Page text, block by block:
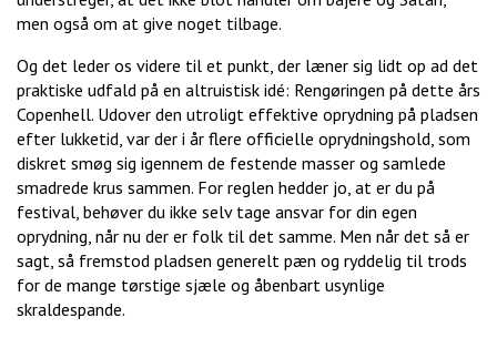
men også om at give noget tilbage.
Og det leder os videre til et punkt, der læner sig lidt op ad det
praktiske udfald på en altruistisk idé: Rengøringen på dette års
Copenhell. Udover den utroligt effektive oprydning på pladsen
efter lukketid, var der i år flere officielle oprydningshold, som
diskret smøg sig igennem de festende masser og samlede
smadrede krus sammen. For reglen hedder jo, at er du på
festival, behøver du ikke selv tage ansvar for din egen
oprydning, når nu der er folk til det samme. Men når det så er
sagt, så fremstod pladsen generelt pæn og ryddelig til trods
for de mange tørstige sjæle og åbenbart usynlige
skraldespande.